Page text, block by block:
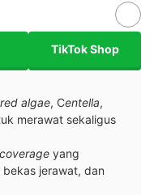
TikTok Shop
red algae, Centella,
merawat sekaligus
yang
jerawat, dan